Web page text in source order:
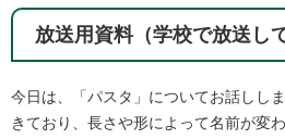
放送用資料（学校で放送し
今日は、「パスタ」についてお話しし
きており、長さや形によって名前が変